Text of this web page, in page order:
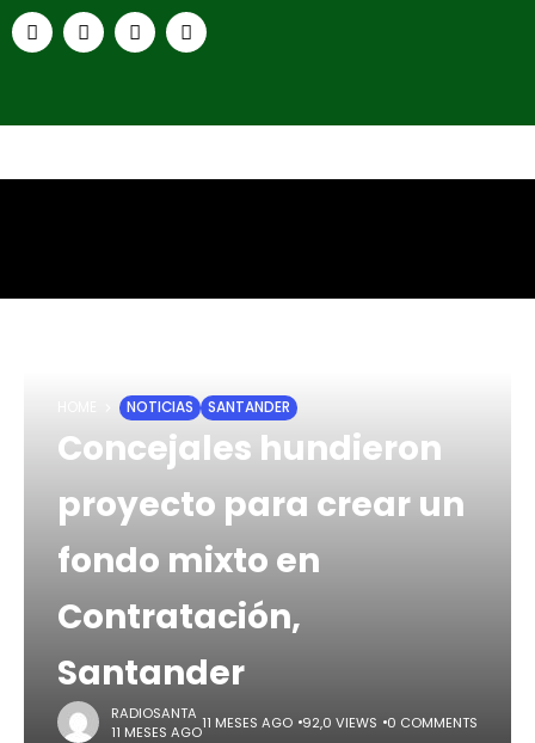
NOTICIAS SANTANDER
Concejales hundieron
proyecto para crear un
fondo mixto en
Contratación,
Santander
RADIOSANTA
11 MESES AGO11 MESES AGO 92,0 VIEWS 0 COMMENTS